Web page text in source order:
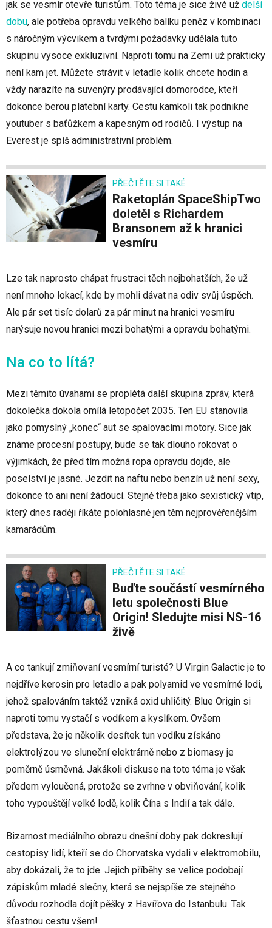
jak se vesmír otevře turistům. Toto téma je sice živé už delší
dobu, ale potřeba opravdu velkého balíku peněz v kombinaci
s náročným výcvikem a tvrdými požadavky udělala tuto
skupinu vysoce exkluzivní. Naproti tomu na Zemi už prakticky
není kam jet. Můžete strávit v letadle kolik chcete hodin a
vždy narazíte na suvenýry prodávající domorodce, kteří
dokonce berou platební karty. Cestu kamkoli tak podnikne
youtuber s baťůžkem a kapesným od rodičů. I výstup na
Everest je spíš administrativní problém.
PŘEČTĚTE SI TAKÉ
Raketoplán SpaceShipTwo
doletěl s Richardem
Bransonem až k hranici
vesmíru
Lze tak naprosto chápat frustraci těch nejbohatších, že už
není mnoho lokací, kde by mohli dávat na odiv svůj úspěch.
Ale pár set tisíc dolarů za pár minut na hranici vesmíru
narýsuje novou hranici mezi bohatými a opravdu bohatými.
Na co to lítá?
Mezi těmito úvahami se proplétá další skupina zpráv, která
dokolečka dokola omílá letopočet 2035. Ten EU stanovila
jako pomyslný „konec“ aut se spalovacími motory. Sice jak
známe procesní postupy, bude se tak dlouho rokovat o
výjimkách, že před tím možná ropa opravdu dojde, ale
poselství je jasné. Jezdit na naftu nebo benzín už není sexy,
dokonce to ani není žádoucí. Stejně třeba jako sexistický vtip,
který dnes raději říkáte polohlasně jen těm nejprověřenějším
kamarádům.
PŘEČTĚTE SI TAKÉ
Buďte součástí vesmírného
letu společnosti Blue
Origin! Sledujte misi NS-16
živě
A co tankují zmiňovaní vesmírní turisté? U Virgin Galactic je to
nejdříve kerosin pro letadlo a pak polyamid ve vesmírné lodi,
jehož spalováním taktéž vzniká oxid uhličitý. Blue Origin si
naproti tomu vystačí s vodíkem a kyslíkem. Ovšem
představa, že je několik desítek tun vodíku získáno
elektrolýzou ve sluneční elektrárně nebo z biomasy je
poměrně úsměvná. Jakákoli diskuse na toto téma je však
předem vyloučená, protože se zvrhne v obviňování, kolik
toho vypouštějí velké lodě, kolik Čína s Indií a tak dále.
Bizarnost mediálního obrazu dnešní doby pak dokreslují
cestopisy lidí, kteří se do Chorvatska vydali v elektromobilu,
aby dokázali, že to jde. Jejich příběhy se velice podobají
zápiskům mladé slečny, která se nejspíše ze stejného
důvodu rozhodla dojít pěšky z Havířova do Istanbulu. Tak
šťastnou cestu všem!